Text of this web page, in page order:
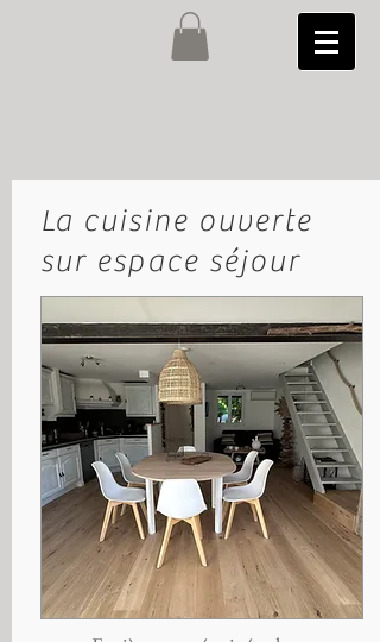
La cuisine ouverte
sur espace séjour